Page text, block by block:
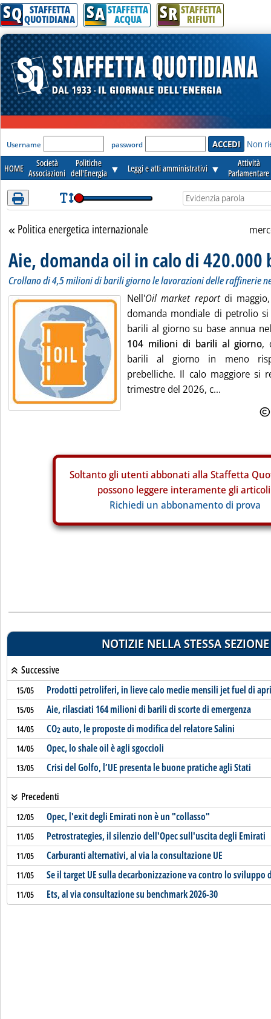
Attenzione! Esegui l'accesso per lèggere interamente la notizia.
SQ STAFFETTA
QUOTIDIANA SA STAFFETTA
ACQUA SR STAFFETTA
RIFIUTI
'Modulo Login per accedere'
Username password Non
HOME
Società
Associazioni
Politiche
dell'Energia ▼ Leggi e atti amministrativi ▼
Attività
Parlamentare
Torna alla sezione
Politica energetica internazionale
Aie, domanda oil in calo di 420.000
Crollano di 4,5 milioni di barili giorno le lavorazioni delle raffinerie
Nell'Oil market reportdi maggio,
domanda mondiale di petrolio
barili al giorno su base annua
104 milioni di barili al giorno,
barili al giorno in meno
prebelliche. Il calo maggiore si
trimestre del 2026, c...
Soltanto gli utenti abbonati alla Staffetta
possono leggere interamente gli
Richiedi un abbonamento di prova
NOTIZIE NELLA STESSA SEZIONE
Successive
15/05 Prodotti petroliferi, in lieve calo medie mensili jet fuel di
15/05 Aie, rilasciati 164 milioni di barili di scorte di emergenza
14/05 CO2auto, le proposte di modifica del relatore Salini
14/05 Opec, lo shale oil è agli sgoccioli
13/05 Crisi del Golfo, l’UE presenta le buone pratiche agli Stati
Precedenti
12/05 Opec, l'exit degli Emirati non è un "collasso"
11/05 Petrostrategies, il silenzio dell'Opec sull'uscita degli Emirati
11/05 Carburanti alternativi, al via la consultazione UE
11/05 Se il target UE sulla decarbonizzazione va contro lo
11/05 Ets, al via consultazione su benchmark 2026-30